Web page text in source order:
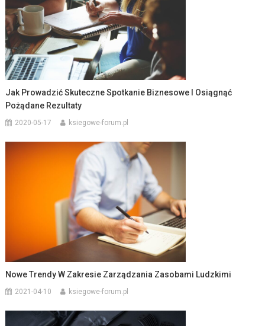
Jak Prowadzić Skuteczne Spotkanie Biznesowe I Osiągnąć
Pożądane Rezultaty
2020-05-17 ksiegowe-forum.pl
Nowe Trendy W Zakresie Zarządzania Zasobami Ludzkimi
2021-04-10 ksiegowe-forum.pl